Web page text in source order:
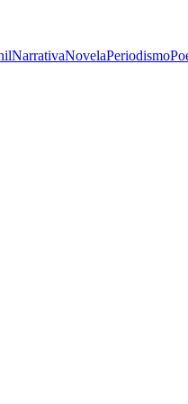
NarrativaNovelaPeriodismo